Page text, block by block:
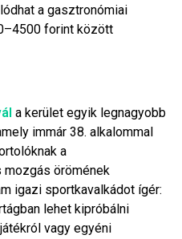
a gasztronómiai
forint között
a kerület egyik legnagyobb
immár 38. alkalommal
a
örömének
igazi sportkavalkádot ígér:
lehet kipróbálni
vagy egyéni